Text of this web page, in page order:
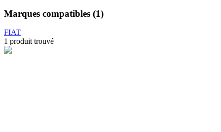
Marques compatibles (1)
FIAT
1 produit trouvé